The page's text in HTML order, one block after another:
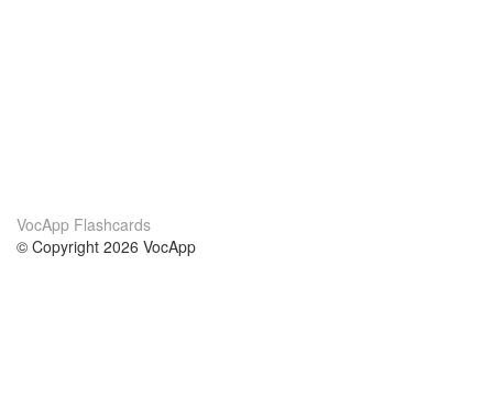
VocApp Flashcards
© Copyright 2026 VocApp